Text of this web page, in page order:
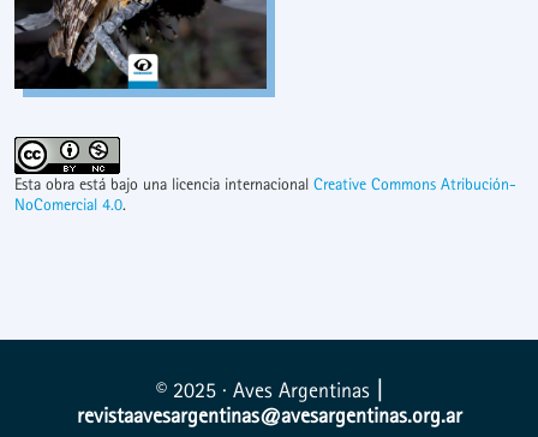
Esta obra está bajo una licencia internacional Creative Commons Atribución-
NoComercial 4.0.
© 2025 · Aves Argentinas
revistaavesargentinas@avesargentinas.org.ar